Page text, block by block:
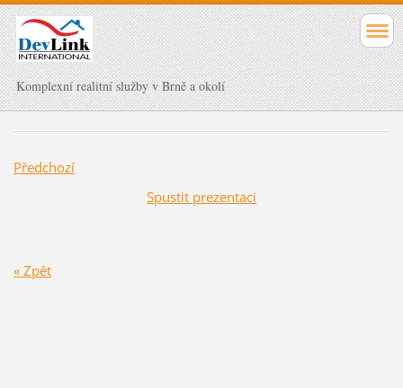
Komplexní realitní služby v Brně a okolí
Předchozí
Spustit prezentaci
« Zpět